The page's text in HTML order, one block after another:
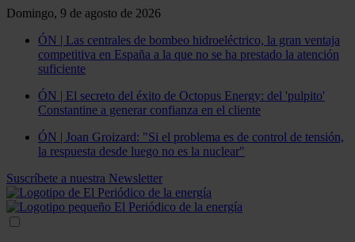
Domingo, 9 de agosto de 2026
ÓN | Las centrales de bombeo hidroeléctrico, la gran ventaja
competitiva en España a la que no se ha prestado la atención
suficiente
ÓN | El secreto del éxito de Octopus Energy: del 'pulpito'
Constantine a generar confianza en el cliente
ÓN | Joan Groizard: "Si el problema es de control de tensión,
la respuesta desde luego no es la nuclear"
Suscríbete a nuestra Newsletter